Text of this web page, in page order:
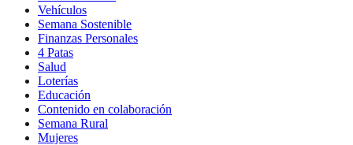
Vehículos
Semana Sostenible
Finanzas Personales
4 Patas
Salud
Loterías
Educación
Contenido en colaboración
Semana Rural
Mujeres